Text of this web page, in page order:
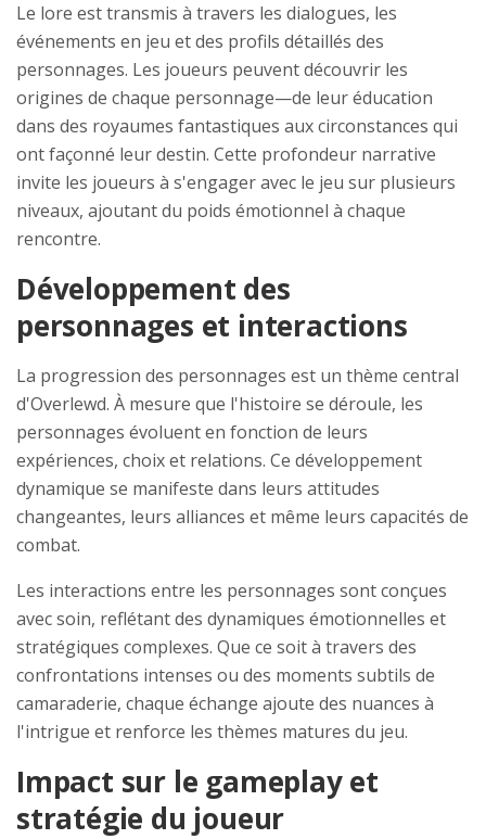
Le lore est transmis à travers les dialogues, les
événements en jeu et des profils détaillés des
personnages. Les joueurs peuvent découvrir les
origines de chaque personnage—de leur éducation
dans des royaumes fantastiques aux circonstances qui
ont façonné leur destin. Cette profondeur narrative
invite les joueurs à s'engager avec le jeu sur plusieurs
niveaux, ajoutant du poids émotionnel à chaque
rencontre.
Développement des
personnages et interactions
La progression des personnages est un thème central
d'Overlewd. À mesure que l'histoire se déroule, les
personnages évoluent en fonction de leurs
expériences, choix et relations. Ce développement
dynamique se manifeste dans leurs attitudes
changeantes, leurs alliances et même leurs capacités de
combat.
Les interactions entre les personnages sont conçues
avec soin, reflétant des dynamiques émotionnelles et
stratégiques complexes. Que ce soit à travers des
confrontations intenses ou des moments subtils de
camaraderie, chaque échange ajoute des nuances à
l'intrigue et renforce les thèmes matures du jeu.
Impact sur le gameplay et
stratégie du joueur